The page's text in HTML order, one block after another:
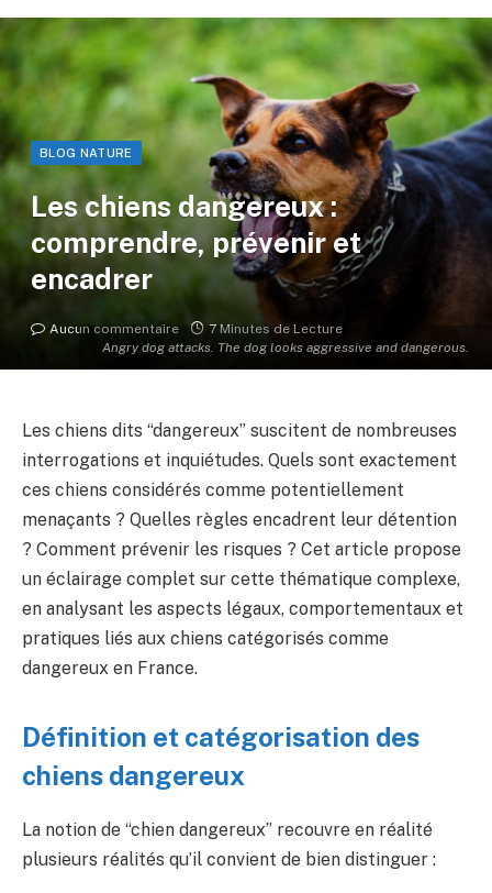
Angry dog attacks. The dog looks aggressive and dangerous.
BLOG NATURE
Les chiens dangereux :
comprendre, prévenir et
encadrer
Aucun commentaire 7 Minutes de Lecture
Les chiens dits “dangereux” suscitent de nombreuses
interrogations et inquiétudes. Quels sont exactement
ces chiens considérés comme potentiellement
menaçants ? Quelles règles encadrent leur détention
? Comment prévenir les risques ? Cet article propose
un éclairage complet sur cette thématique complexe,
en analysant les aspects légaux, comportementaux et
pratiques liés aux chiens catégorisés comme
dangereux en France.
Définition et catégorisation des
chiens dangereux
La notion de “chien dangereux” recouvre en réalité
plusieurs réalités qu’il convient de bien distinguer :